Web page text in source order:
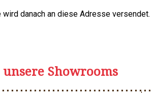
danach an diese Adresse versendet.
unsere Showrooms